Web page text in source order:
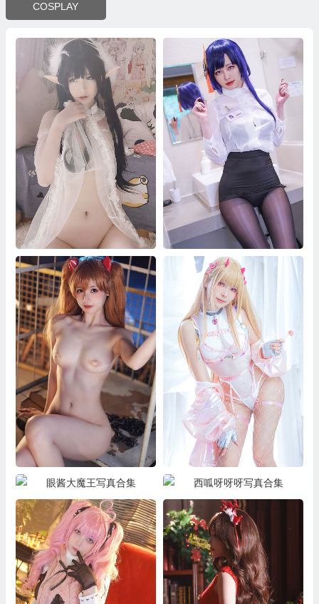
COSPLAY
Misa呆呆写真合集 亞緹写真合集
橙子喵酱写真合集 ElyEE子 写真合集
眼酱大魔王写真合集 西呱呀呀呀写真合集